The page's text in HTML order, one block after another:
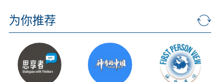
为你推荐